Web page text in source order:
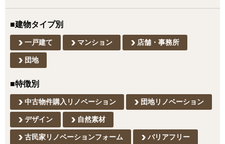
■建物タイプ別
一戸建て マンション 店舗・事務所
団地
■特徴別
中古物件購入リノベーション 団地リノベーション
デザイン 自然素材
古民家リノベーションフォーム バリアフリー